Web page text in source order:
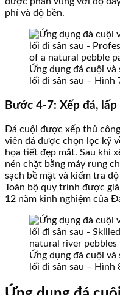
phí và độ bền.
Ứng dụng đá cuội
lối đi sân sau – Hình
Bước 4-7: Xếp đá,
Đá cuội được xếp thủ
viên đá được chọn lọc kỹ
họa tiết đẹp mắt. Sau khi
nén chặt bằng máy rung
sạch bề mặt và kiểm tra
Toàn bộ quy trình được
12 năm kinh nghiệm của
Ứng dụng đá cuội
lối đi sân sau – Hình